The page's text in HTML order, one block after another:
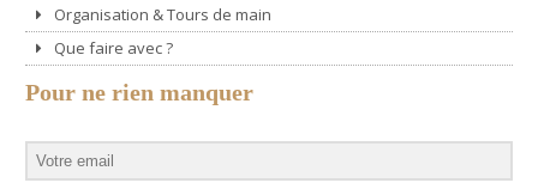
Organisation & Tours de main
Que faire avec ?
Pour ne rien manquer